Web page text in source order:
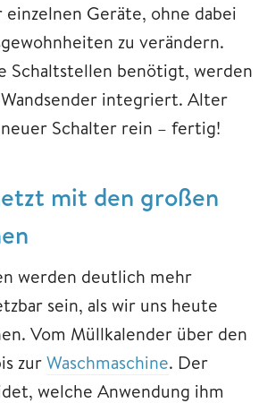
Geräte, ohne dabei
zu verändern.
Schaltstellen benötigt, werden
integriert. Alter
Schalter rein – fertig!
mit den großen
werden deutlich mehr
sein, als wir uns heute
Vom Müllkalender über den
zurWaschmaschine. Der
welche Anwendung ihm